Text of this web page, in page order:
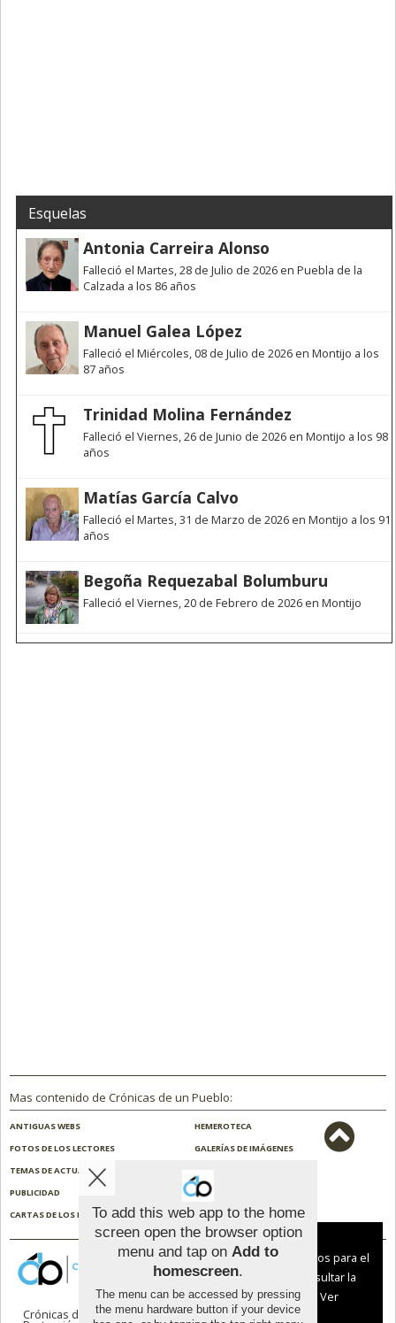
Esquelas
Antonia Carreira Alonso
Falleció el Martes, 28 de Julio de 2026 en Puebla de la
Calzada a los 86 años
Manuel Galea López
Falleció el Miércoles, 08 de Julio de 2026 en Montijo a los
87 años
Trinidad Molina Fernández
Falleció el Viernes, 26 de Junio de 2026 en Montijo a los 98
años
Matías García Calvo
Falleció el Martes, 31 de Marzo de 2026 en Montijo a los 91
años
Begoña Requezabal Bolumburu
Falleció el Viernes, 20 de Febrero de 2026 en Montijo
Mas contenido de Crónicas de un Pueblo:
ANTIGUAS WEBS
HEMEROTECA
FOTOS DE LOS LECTORES
GALERÍAS DE IMÁGENES
TEMAS DE ACTUALIDAD
PUBLICIDAD
CONTACTO
CARTAS DE LOS LECTORES
ENCUESTAS
Crónicas de un Pueblo |Términos de uso|
To add this web app to the home
screen open the browser option
menu and tap on Add to
homescreen.
The menu can be accessed by pressing
the menu hardware button if your device
Aviso sobre el Uso de cookies:
Utilizamos cookies nuestras y de terceros para el
funcionamiento del digital. Puedes consultar la
lista de cookies y como desconectarlas.
Ver
nuestra Política de Privacidad y Cookies